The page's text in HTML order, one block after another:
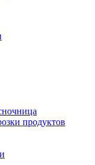
продуктов